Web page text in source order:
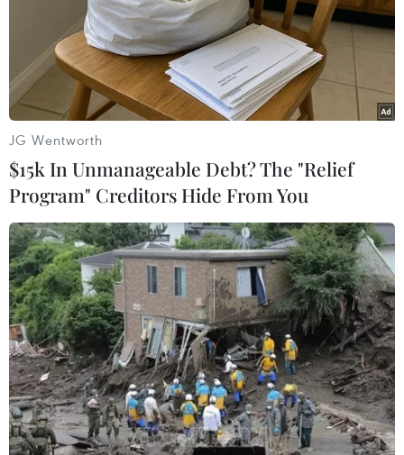
Israel bác bỏ dự luật sáp nhập khu định cư
ở Bờ Tây
10/02/2014 04:03
Ủy ban Lập pháp của nội các Israel đã bác bỏ dự luật
đề xuất sáp nhập các khu định cư ở Bờ Tây nằm trên
lãnh thổ Palestine và áp dụng luật Israel tại các khu vực
này.
JG Wentworth
$15k In Unmanageable Debt? The "Relief
Program" Creditors Hide From You